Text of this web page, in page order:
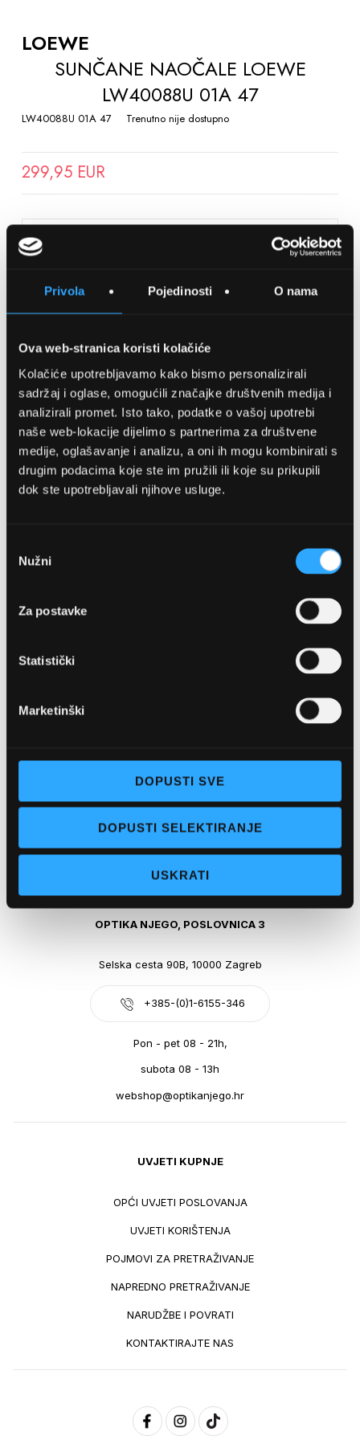
Privola Pojedinosti O nama
Ova web-stranica koristi kolačiće
Kolačiće upotrebljavamo kako bismo personalizirali
sadržaj i oglase, omogućili značajke društvenih medija i
analizirali promet. Isto tako, podatke o vašoj upotrebi
naše web-lokacije dijelimo s partnerima za društvene
medije, oglašavanje i analizu, a oni ih mogu kombinirati s
drugim podacima koje ste im pružili ili koje su prikupili
dok ste upotrebljavali njihove usluge.
pristanka
Nužni
Za postavke
Statistički
Marketinški
DOPUSTI SVE
DOPUSTI SELEKTIRANJE
USKRATI
THE
BEGINNING
GALLERY
LOEWE
SUNČANE NAOČALE LOEWE
LW40088U 01A 47
LW40088U 01A 47 Trenutno nije dostupno
299,95 EUR
SPREMITE NA LISTU ŽELJA
Detalji
OPTIKA NJEGO, POSLOVNICA 1
Pon - pet: 07 - 21h,
Sub: 07-21h
webshop@optikanjego.hr
OPTIKA NJEGO, POSLOVNICA 3
Selska cesta 90B, 10000 Zagreb
+385-(0)1-6155-346
Pon - pet 08 - 21h,
subota 08 - 13h
webshop@optikanjego.hr
UVJETI KUPNJE
OPĆI UVJETI POSLOVANJA
UVJETI KORIŠTENJA
POJMOVI ZA PRETRAŽIVANJE
NAPREDNO PRETRAŽIVANJE
NARUDŽBE I POVRATI
KONTAKTIRAJTE NAS